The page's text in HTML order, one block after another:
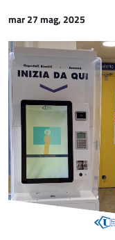
mar 27 mag, 2025